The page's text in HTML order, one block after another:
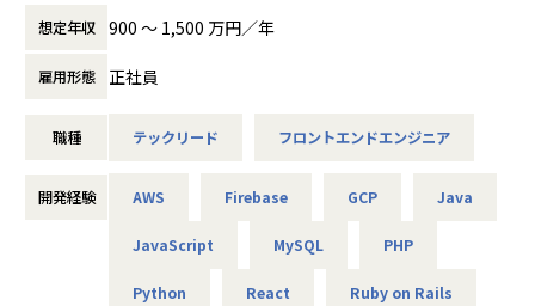
す。軽貨物・一般貨物の両領域をカバーしており、プロダク
トを通して多重下請構造の是正を実現することを目指してい
ます。
現在は、コアユーザ向けの機能開発と、長期的にデリバリー
あります。ドメインの複雑さに向き合いながら、設計・実
「ハコベル運送手配」（軽貨物・一般貨物）のフロントエン
実装までをリードしていただきます。
想定年収 900 〜 1,500 万円／年
雇用形態 正社員
職種 テックリード フロントエンドエンジニア
開発経験 AWS Firebase GCP Java
JavaScript MySQL PHP
Python React Ruby on Rails